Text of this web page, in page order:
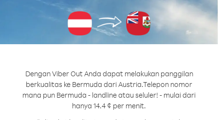
Dengan Viber Out Anda dapat melakukan panggilan
berkualitas ke Bermuda dari Austria.Telepon nomor
mana pun Bermuda - landline atau seluler! - mulai dari
hanya 14.4 ¢ per menit.